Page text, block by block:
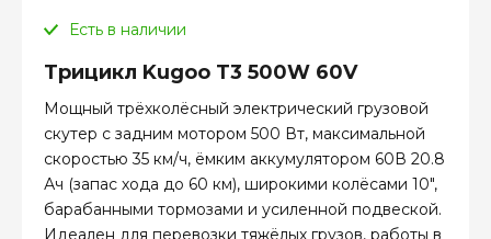
Есть в наличии
Трицикл Kugoo T3 500W 60V
Мощный трёхколёсный электрический грузовой
скутер с задним мотором 500 Вт, максимальной
скоростью 35 км/ч, ёмким аккумулятором 60В 20.8
Ач (запас хода до 60 км), широкими колёсами 10″,
барабанными тормозами и усиленной подвеской.
Идеален для перевозки тяжёлых грузов, работы в